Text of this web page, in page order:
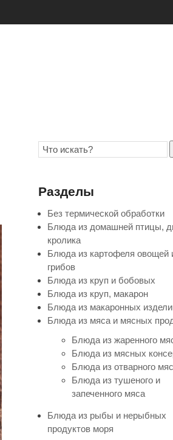
Разделы
Без термической обработки
Блюда из домашней птицы,
кролика
Блюда из картофеля овощей
грибов
Блюда из круп и бобовых
Блюда из круп, макарон
Блюда из макаронных
Блюда из мяса и мясных
Блюда из жаренного
Блюда из мясных
Блюда из отварного
Блюда из тушеного и
запеченного мяса
Блюда из рыбы и нерыбных
продуктов моря